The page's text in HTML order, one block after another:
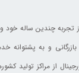
تجربه چندین ساله
بازرگانی و به
از مراکز تولید